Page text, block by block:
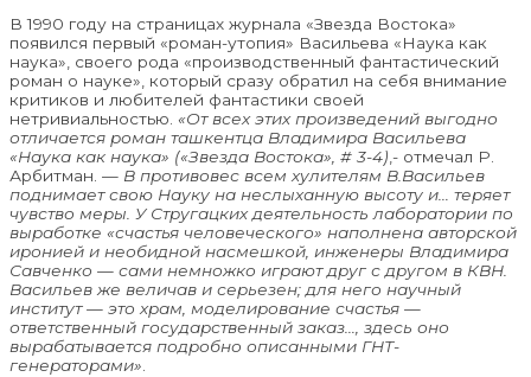
В 1990 году на страницах журнала «Звезда Востока»
появился первый «роман-утопия» Васильева «Наука как
наука», своего рода «производственный фантастический
роман о науке», который сразу обратил на себя внимание
критиков и любителей фантастики своей
нетривиальностью. «От всех этих произведений выгодно
отличается роман ташкентца Владимира Васильева
«Наука как наука» («Звезда Востока», # 3-4),- отмечал Р.
Арбитман. — В противовес всем хулителям В.Васильев
поднимает свою Науку на неслыханную высоту и… теряет
чувство меры. У Стругацких деятельность лаборатории по
выработке «счастья человеческого» наполнена авторской
иронией и необидной насмешкой, инженеры Владимира
Савченко — сами немножко играют друг с другом в КВН.
Васильев же величав и серьезен; для него научный
институт — это храм, моделирование счастья —
ответственный государственный заказ…, здесь оно
вырабатывается подробно описанными ГНТ-
генераторами».